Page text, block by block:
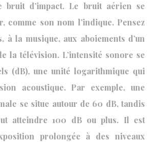
d’impact. Le bruit aérien se
comme son nom l’indique. Pensez
à la musique, aux aboiements d’un
la télévision. L’intensité sonore se
(dB), une unité logarithmique qui
acoustique. Par exemple, une
se situe autour de 60 dB, tandis
atteindre 100 dB ou plus. Il est
prolongée à des niveaux